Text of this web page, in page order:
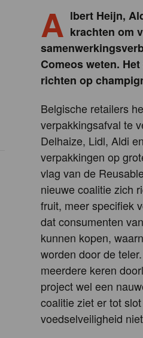
A lbert Heijn,
krachten om
Comeos weten.
richten op
Belgische retailers
verpakkingsafval te
Delhaize, Lidl, Aldi
verpakkingen op
vlag van de
nieuwe coalitie zich
fruit, meer specifiek
dat consumenten
kunnen kopen,
worden door de
meerdere keren
project wel een
coalitie ziet er tot
voedselveiligheid